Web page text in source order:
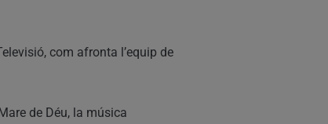
com afronta l’equip de
de Déu, la música